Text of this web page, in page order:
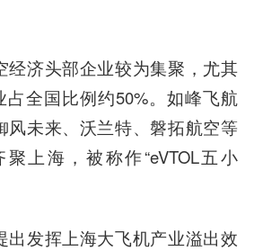
经济头部企业较为集聚，尤其
占全国比例约50%。如峰飞航
风未来、沃兰特、磐拓航空等
上海，被称作“eVTOL五小
出发挥上海大飞机产业溢出效